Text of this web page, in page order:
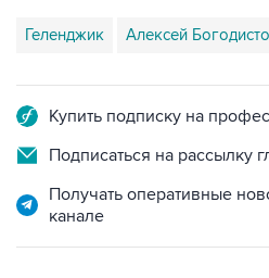
Геленджик Алексей
Купить подписку на
Подписаться на рассылку
Получать оперативные
канале